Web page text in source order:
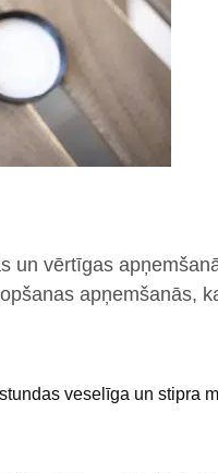
un vērtīgas
apņemšanās,
veselīga un stipra